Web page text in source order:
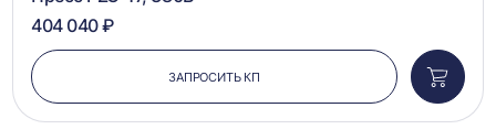
404 040 ₽
ЗАПРОСИТЬ КП
в